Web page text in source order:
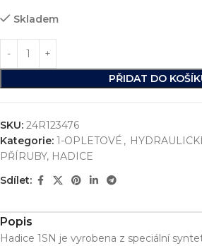
Skladem
PŘIDAT DO
SKU: 24R123476
Kategorie: 1-OPLETOVÉ ,
PŘÍRUBY, HADICE
Sdílet:
Popis
Hadice 1SN je vyrobena z speciální